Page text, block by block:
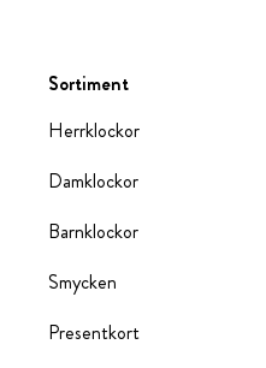
Sortiment
Herrklockor
Damklockor
Barnklockor
Smycken
Presentkort